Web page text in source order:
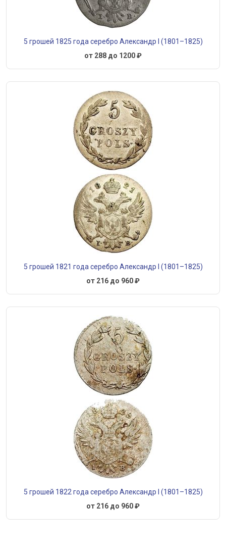
5 грошей 1825 года серебро Александр I (1801–1825)
от 288 до 1200 ₽
5 грошей 1821 года серебро Александр I (1801–1825)
от 216 до 960 ₽
5 грошей 1822 года серебро Александр I (1801–1825)
от 216 до 960 ₽